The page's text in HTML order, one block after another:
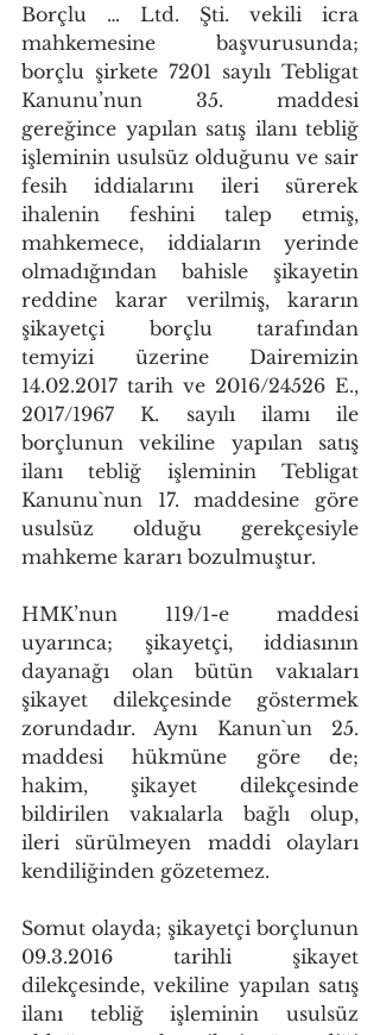
Borçlu … Ltd. Şti. vekili icra
mahkemesine başvurusunda;
borçlu şirkete 7201 sayılı Tebligat
Kanunu’nun 35. maddesi
gereğince yapılan satış ilanı tebliğ
işleminin usulsüz olduğunu ve sair
fesih iddialarını ileri sürerek
ihalenin feshini talep etmiş,
mahkemece, iddiaların yerinde
olmadığından bahisle şikayetin
reddine karar verilmiş, kararın
şikayetçi borçlu tarafından
temyizi üzerine Dairemizin
14.02.2017 tarih ve 2016/24526 E.,
2017/1967 K. sayılı ilamı ile
borçlunun vekiline yapılan satış
ilanı tebliğ işleminin Tebligat
Kanunu`nun 17. maddesine göre
usulsüz olduğu gerekçesiyle
mahkeme kararı bozulmuştur.
HMK’nun 119/1-e maddesi
uyarınca; şikayetçi, iddiasının
dayanağı olan bütün vakıaları
şikayet dilekçesinde göstermek
zorundadır. Aynı Kanun`un 25.
maddesi hükmüne göre de;
hakim, şikayet dilekçesinde
bildirilen vakıalarla bağlı olup,
ileri sürülmeyen maddi olayları
kendiliğinden gözetemez.
Somut olayda; şikayetçi borçlunun
09.3.2016 tarihli şikayet
dilekçesinde, vekiline yapılan satış
ilanı tebliğ işleminin usulsüz